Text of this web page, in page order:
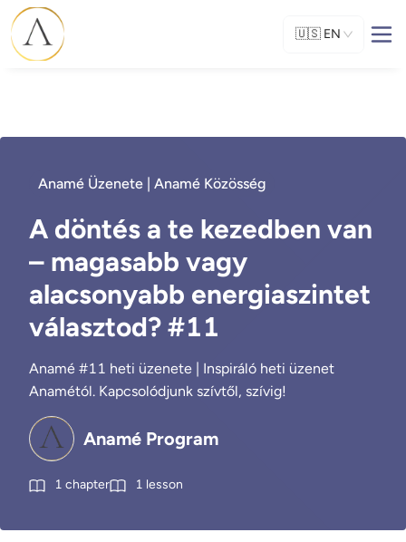
🇺🇸 EN
Anamé Üzenete | Anamé Közösség
A döntés a te kezedben van
– magasabb vagy
alacsonyabb energiaszintet
választod? #11
Anamé #11 heti üzenete | Inspiráló heti üzenet
Anamétól. Kapcsolódjunk szívtől, szívig!
Anamé Program
1 chapter 1 lesson